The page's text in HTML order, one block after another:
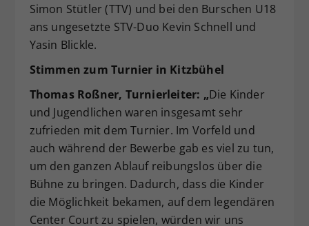
Simon Stütler (TTV) und bei den Burschen U18
ans ungesetzte STV-Duo Kevin Schnell und
Yasin Blickle.
Stimmen zum Turnier in Kitzbühel
Thomas Roßner, Turnierleiter: „Die Kinder
und Jugendlichen waren insgesamt sehr
zufrieden mit dem Turnier. Im Vorfeld und
auch während der Bewerbe gab es viel zu tun,
um den ganzen Ablauf reibungslos über die
Bühne zu bringen. Dadurch, dass die Kinder
die Möglichkeit bekamen, auf dem legendären
Center Court zu spielen, würden wir uns